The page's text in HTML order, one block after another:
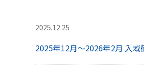
2025.12.25
2025年12月～2026年2月 入域